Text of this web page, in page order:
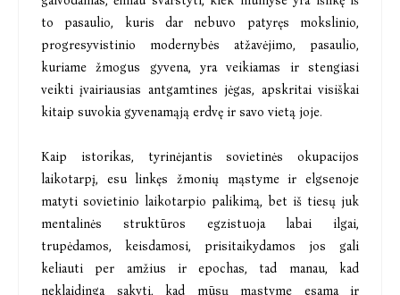
to pasaulio, kuris dar nebuvo patyręs mokslinio,
progresyvistinio modernybės atžavėjimo, pasaulio,
kuriame žmogus gyvena, yra veikiamas ir stengiasi
veikti įvairiausias antgamtines jėgas, apskritai visiškai
kitaip suvokia gyvenamąją erdvę ir savo vietą joje.
Kaip istorikas, tyrinėjantis sovietinės okupacijos
laikotarpį, esu linkęs žmonių mąstyme ir elgsenoje
matyti sovietinio laikotarpio palikimą, bet iš tiesų juk
mentalinės struktūros egzistuoja labai ilgai,
trupėdamos, keisdamosi, prisitaikydamos jos gali
keliauti per amžius ir epochas, tad manau, kad
neklaidinga sakyti, kad mūsų mąstyme esama ir